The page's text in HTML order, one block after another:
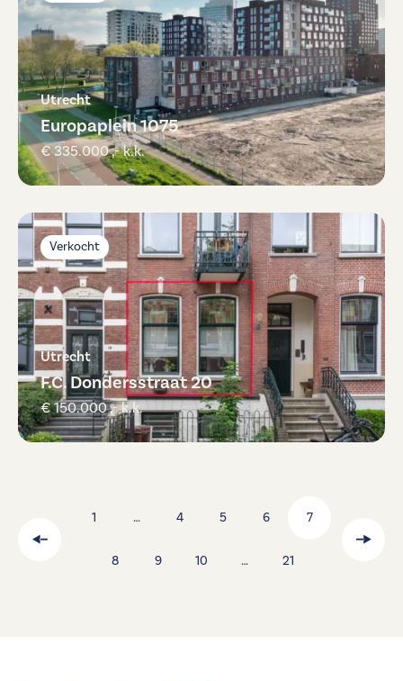
Utrecht
Europaplein 1075
€ 335.000 ,- k.k.
Verkocht
Utrecht
F.C. Dondersstraat 20
€ 150.000 ,- k.k.
1 … 4 5 6 7
8 9 10 … 21